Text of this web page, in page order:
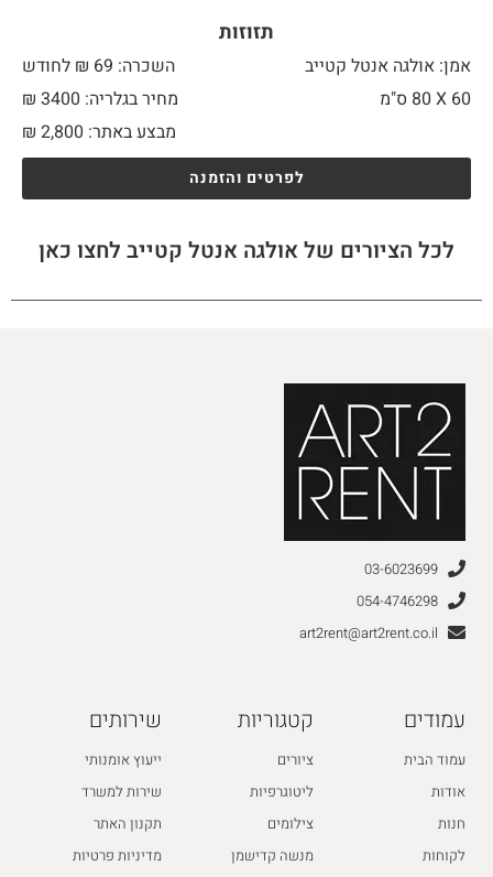
תזוזות
אמן: אולגה אנטל קטייב
השכרה: 69 ₪ לחודש
60 X
מחיר בגלריה: 3400 ₪
מבצע באתר:
₪ 2,800
לפרטים והזמנה
לכל הציורים של אולגה אנטל קטייב לחצו כאן
03-6023699
054-4746298
art2rent@art2rent.co.il
עמודים
עמוד הבית
אודות
חנות
לקוחות
קטגוריות
ציורים
ליטוגרפיות
צילומים
מנשה קדישמן
שירותים
ייעוץ אומנותי
שירות למשרד
תקנון האתר
מדיניות פרטיות